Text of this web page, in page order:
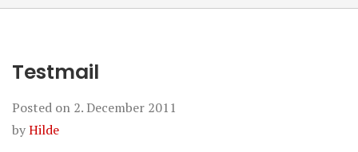
Testmail
Posted on 2. December 2011
byHilde